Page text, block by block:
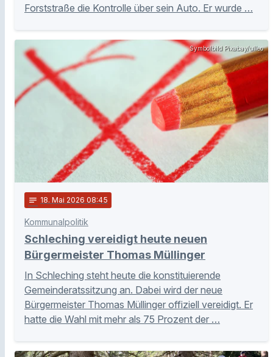
Forststraße die Kontrolle über sein Auto. Er wurde …
Symbolbild Pixabay/ulleo
notes 18. Mai 2026 08:45
Kommunalpolitik
Schleching vereidigt heute neuen
Bürgermeister Thomas Müllinger
In Schleching steht heute die konstituierende
Gemeinderatssitzung an. Dabei wird der neue
Bürgermeister Thomas Müllinger offiziell vereidigt. Er
hatte die Wahl mit mehr als 75 Prozent der …